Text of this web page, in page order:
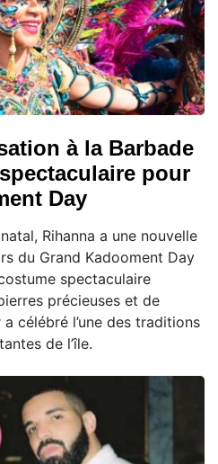
à la Barbade
pour
Day
Rihanna a une nouvelle
du Grand Kadooment Day
spectaculaire
précieuses et de
célébré l’une des traditions
de l’île.